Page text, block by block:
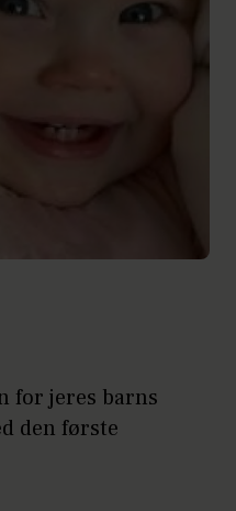
for jeres barns
den første